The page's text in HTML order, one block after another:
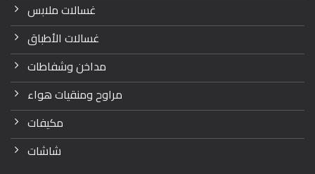
غسالات ملابس
غسالات الأطباق
مداخن وشفاطات
مراوح ومنقيات هواء
مكيفات
شاشات